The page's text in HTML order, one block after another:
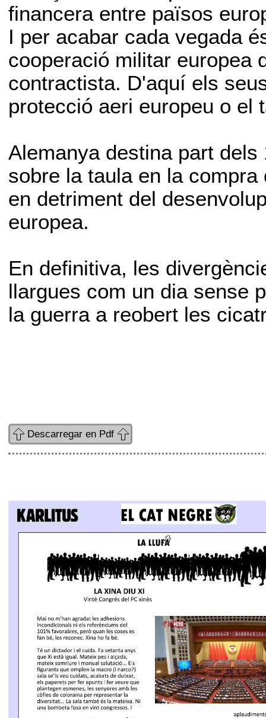
financera entre països
I per acabar cada vegada
cooperació militar europea
contractista. D'aquí els
protecció aeri europeu o el
Alemanya destina part
sobre la taula en la
en detriment del
europea.
En definitiva, les
llargues com un dia sense
la guerra a reobert les
Descarregar en Pdf